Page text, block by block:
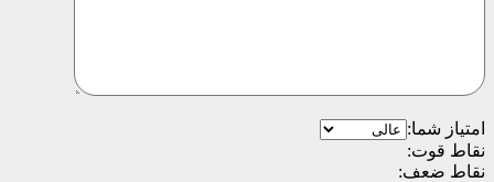
امتیاز شما:
نقاط قوت:
نقاط ضعف: